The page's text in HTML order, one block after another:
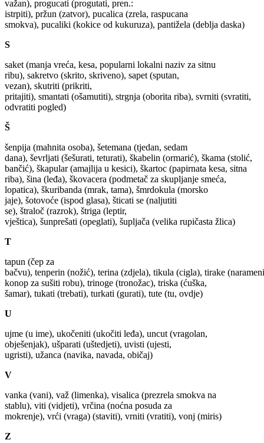
važan), progucati (progutati, pren.:
istrpiti), pržun (zatvor), pucalica (zrela, raspucana
smokva), pucaliki (kokice od kukuruza), pantižela (deblja daska)
S
saket (manja vreća, kesa, popularni lokalni naziv za sitnu
ribu), sakretvo (skrito, skriveno), sapet (sputan,
vezan), skutriti (prikriti,
pritajiti), smantati (ošamutiti), strgnja (oborita riba), svrniti (svratiti,
odvratiti pogled)
Š
šenpija (mahnita osoba), šetemana (tjedan, sedam
dana), ševrljati (šešurati, teturati), škabelin (ormarić), škama (stolić,
bančić), škapular (amajlija u kesici), škartoc (papirnata kesa, sitna
riba), šina (leđa), škovacera (podmetač za skupljanje smeća,
lopatica), škuribanda (mrak, tama), šmrdokula (morsko
jaje), šotovoće (ispod glasa), šticati se (naljutiti
se), štraloč (razrok), štriga (leptir,
vještica), šunprešati (opeglati), šupljača (velika rupičasta žlica)
T
tapun (čep za
bačvu), tenperin (nožić), terina (zdjela), tikula (cigla), tirake
konop za sušiti robu), trinoge (tronožac), triska (ćuška,
šamar), tukati (trebati), turkati (gurati), tute (tu, ovdje)
U
ujme (u ime), ukočeniti (ukočiti leđa), uncut (vragolan,
obješenjak), ušparati (uštedjeti), uvisti (ujesti,
ugristi), užanca (navika, navada, običaj)
V
vanka (vani), važ (limenka), visalica (prezrela smokva na
stablu), viti (vidjeti), vrčina (noćna posuda za
mokrenje), vrći (vraga) (staviti), vrniti (vratiti), vonj (miris)
Z